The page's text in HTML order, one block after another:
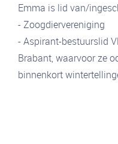
Emma is lid van/
- Zoogdiervereniging
- Aspirant-bestuurslid
Brabant, waarvoor ze
binnenkort